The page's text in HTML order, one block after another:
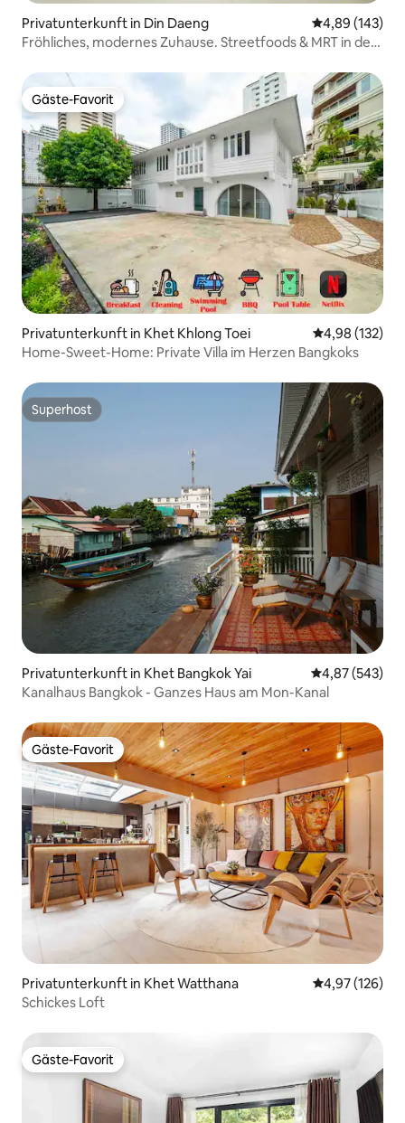
Privatunterkunft in Din Daeng
4,89 (143)
Fröhliches, modernes Zuhause. Streetfoods & MRT in der
Gäste-Favorit
Gäste-Favorit
Privatunterkunft in Khet Khlong Toei
4,98 (132)
Home-Sweet-Home: Private Villa im Herzen Bangkoks
Superhost
Superhost
Privatunterkunft in Khet Bangkok Yai
4,87 (543)
Kanalhaus Bangkok - Ganzes Haus am Mon-Kanal
Gäste-Favorit
Gäste-Favorit
Privatunterkunft in Khet Watthana
4,97 (126)
Schickes Loft
Gäste-Favorit
Gäste-Favorit